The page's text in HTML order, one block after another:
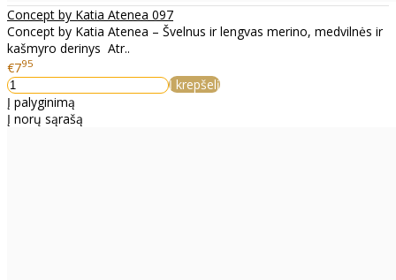
Concept by Katia Atenea 097
Concept by Katia Atenea – Švelnus ir lengvas merino, medvilnės ir
kašmyro derinys Atr..
€795
Į krepšelį
Į palyginimą
Į norų sąrašą